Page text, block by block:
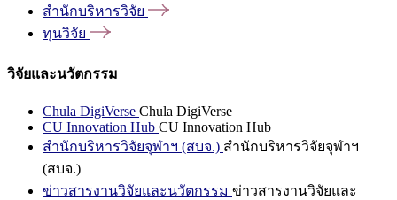
สำนักบริหารวิจัย
ทุนวิจัย
วิจัยและนวัตกรรม
Chula DigiVerse Chula DigiVerse
CU Innovation Hub CU Innovation Hub
สำนักบริหารวิจัยจุฬาฯ (สบจ.) สำนักบริหารวิจัยจุฬาฯ
(สบจ.)
ข่าวสารงานวิจัยและนวัตกรรม ข่าวสารงานวิจัยและ